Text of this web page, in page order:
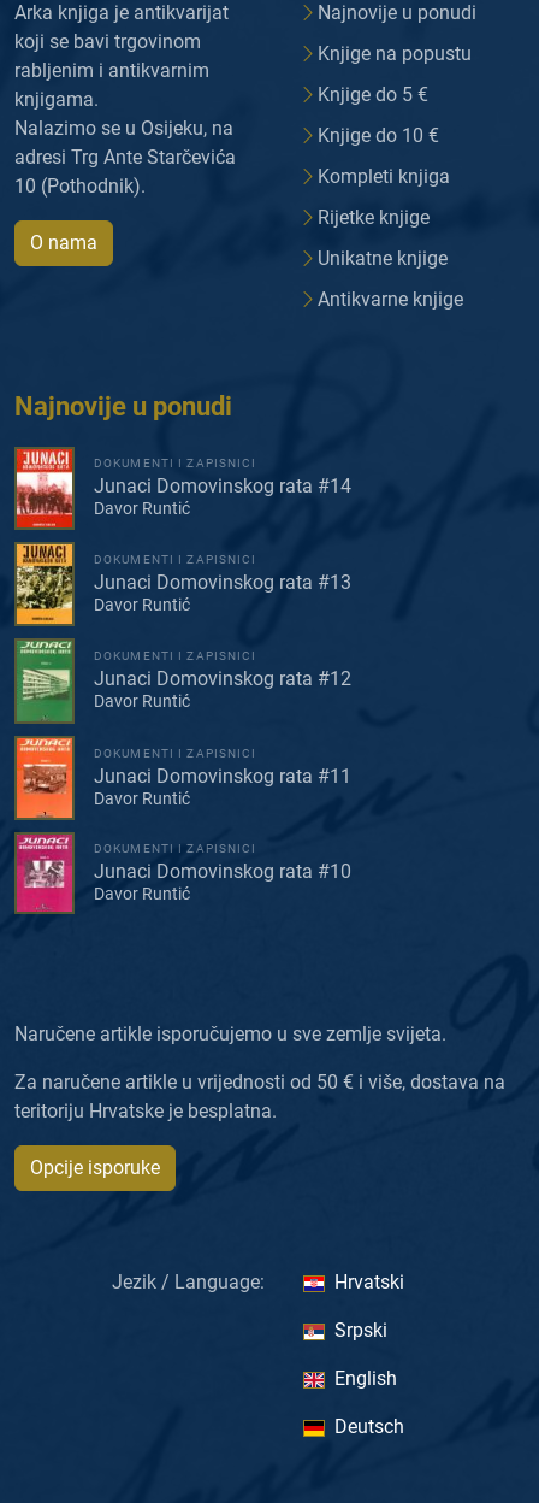
Arka knjiga je antikvarijat
koji se bavi trgovinom
rabljenim i antikvarnim
knjigama.
Nalazimo se u Osijeku, na
adresi Trg Ante Starčevića
10 (Pothodnik).
O nama
Najnovije u ponudi
Knjige na popustu
Knjige do 5 €
Knjige do 10 €
Kompleti knjiga
Rijetke knjige
Unikatne knjige
Antikvarne knjige
Najnovije u ponudi
DOKUMENTI I ZAPISNICI
Junaci Domovinskog rata #14
Davor Runtić
DOKUMENTI I ZAPISNICI
Junaci Domovinskog rata #13
Davor Runtić
DOKUMENTI I ZAPISNICI
Junaci Domovinskog rata #12
Davor Runtić
DOKUMENTI I ZAPISNICI
Junaci Domovinskog rata #11
Davor Runtić
DOKUMENTI I ZAPISNICI
Junaci Domovinskog rata #10
Davor Runtić
Naručene artikle isporučujemo u sve zemlje svijeta.
Za naručene artikle u vrijednosti od 50 € i više, dostava na
teritoriju Hrvatske je besplatna.
Opcije isporuke
Jezik / Language: Hrvatski
Srpski
English
Deutsch